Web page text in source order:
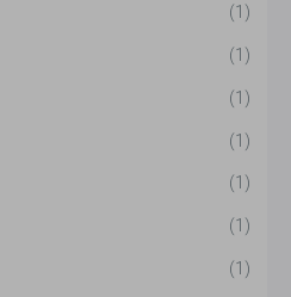
(1)
(1)
(1)
(1)
(1)
(1)
(1)